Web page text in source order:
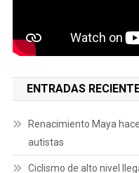
ENTRADAS
Renacimiento Maya
autistas
Ciclismo de alto nivel